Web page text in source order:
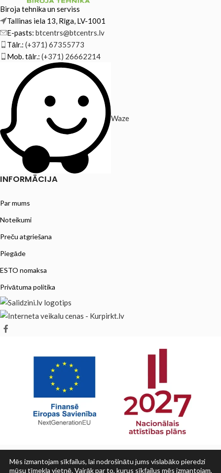
Biroja tehnika un serviss
Tallinas iela 13, Rīga, LV-1001
E-pasts: btcentrs@btcentrs.lv
Tālr.: (+371) 67355773
Mob. tālr.: (+371) 26662214
Waze
INFORMĀCIJA
Par mums
Noteikumi
Preču atgriešana
Piegāde
ESTO nomaksa
Privātuma politika
Mēs izmantojam sīkfailus, lai nodrošinātu jums vislabāko pieredzi
mūsu tīmekļa vietnē. Vairāk par to, kurus sīkfailus mēs izmantojam,